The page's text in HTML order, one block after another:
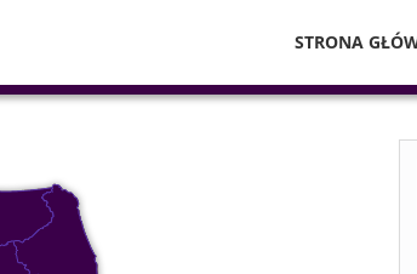
STRONA